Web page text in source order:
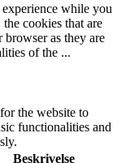
while you
cookies that are
browser as they are
of the ...
the website to
functionalities and
Beskrivelse